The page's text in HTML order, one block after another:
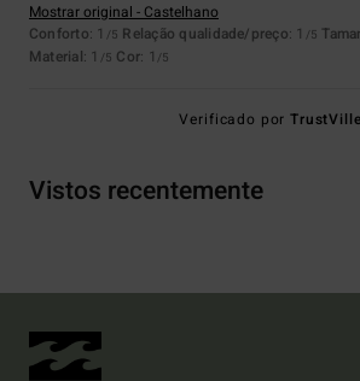
Mostrar original - Castelhano
Conforto: 1 /5 Relação qualidade/preço: 1 /5
Material: 1 /5 Cor: 1 /5
Verificado porTrustVille
Vistos recentemente